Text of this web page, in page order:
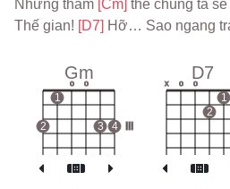
Nhưng thầm [Cm] thề chúng ta
Thế gian! [D7] Hỡ… Sao ngang
Gm
2
1
o o
3 4
D7
x o o
2
1